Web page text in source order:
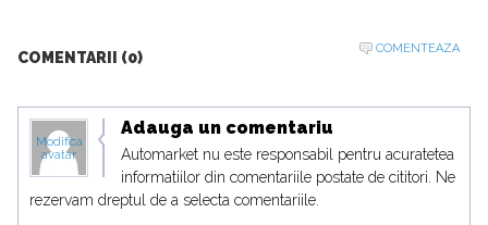
COMENTARII (0)
COMENTEAZA
Modifica
avatar
Adauga un comentariu
Automarket nu este responsabil pentru acuratetea
informatiilor din comentariile postate de cititori. Ne
rezervam dreptul de a selecta comentariile.